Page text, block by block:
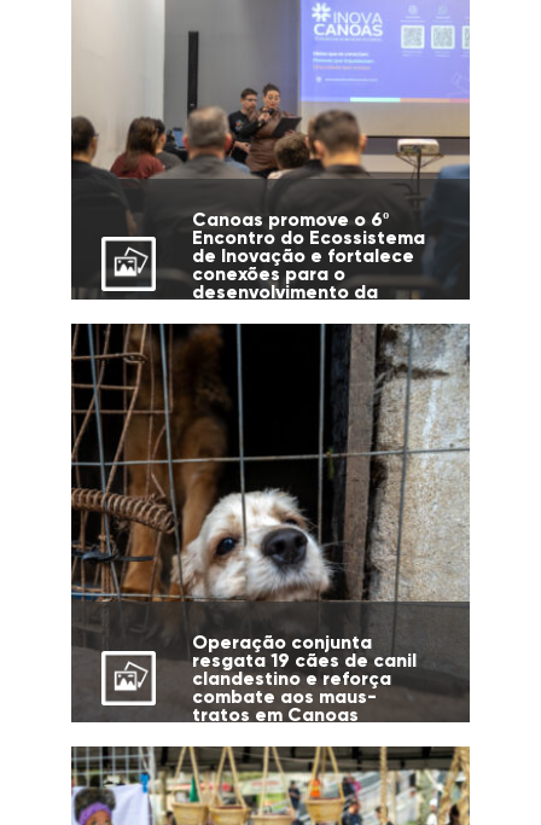
Canoas promove o 6º
Encontro do Ecossistema
de Inovação e fortalece
conexões para o
desenvolvimento da
Operação conjunta
resgata 19 cães de canil
clandestino e reforça
combate aos maus-
tratos em Canoas